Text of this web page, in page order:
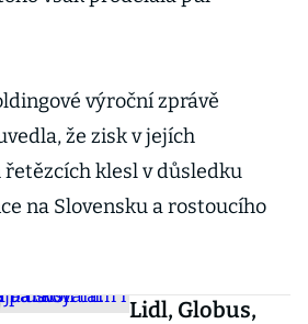
výroční zprávě
že zisk v jejích
klesl v důsledku
na Slovensku a rostoucího
Lidl, Globus,